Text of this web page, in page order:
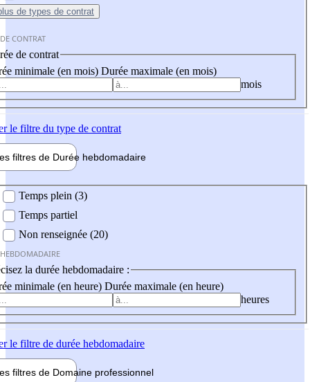
de types de contrat
CONTRAT
de contrat
minimale (en mois) Durée maximale (en mois)
mois
le filtre du type de contrat
filtres de Durée hebdomadaire
Temps plein (3)
Temps partiel
Non renseignée (20)
la durée hebdomadaire :
minimale (en heure) Durée maximale (en heure)
heures
le filtre de durée hebdomadaire
filtres de Domaine professionnel